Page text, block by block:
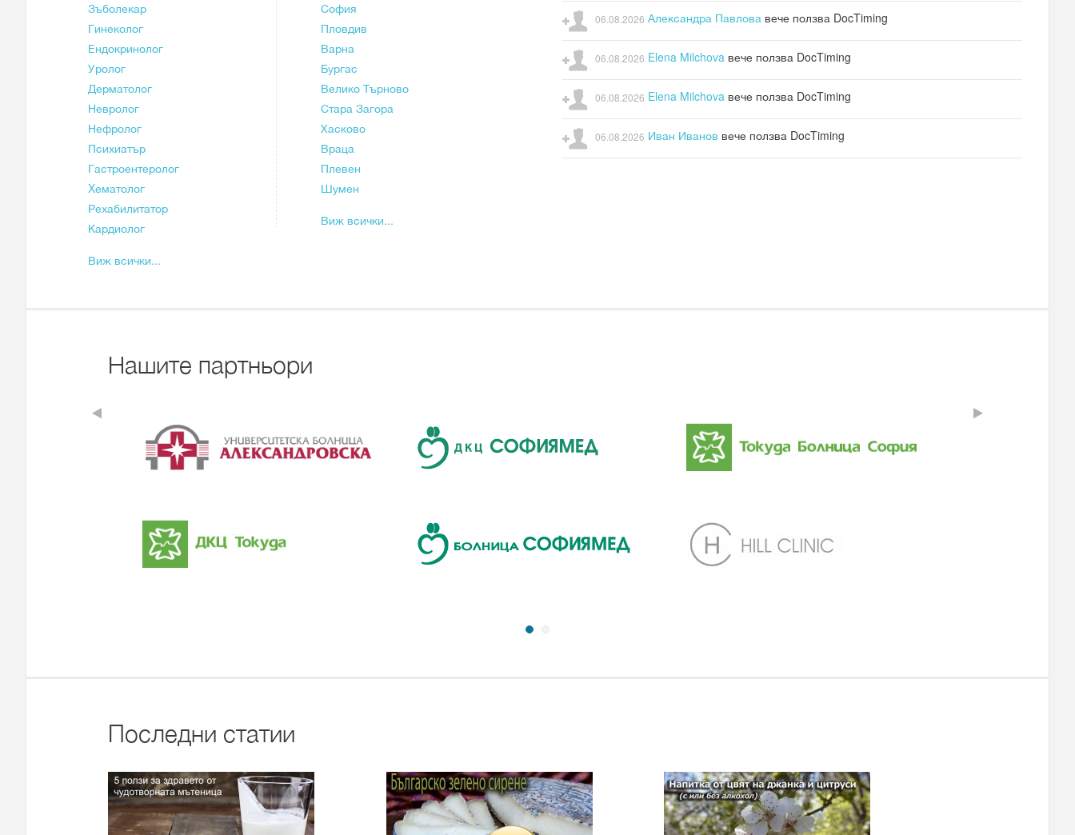
Зъболекар
Гинеколог
Ендокринолог
Уролог
Дерматолог
Невролог
Нефролог
Психиатър
Гастроентеролог
Xематолог
Рехабилитатор
Кардиолог
Виж всички...
София
Пловдив
Варна
Бургас
Велико Търново
Стара Загора
Хасково
Враца
Плевен
Шумен
Виж всички...
06.08.2026 Александра Павловавече ползва DocTiming
06.08.2026 Elena Milchovaвече ползва DocTiming
06.08.2026 Elena Milchovaвече ползва DocTiming
06.08.2026 Иван Иванов вече ползва DocTiming
Нашите партньори
Последни статии